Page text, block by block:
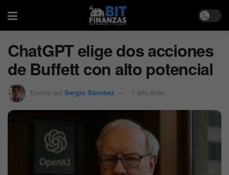
ChatGPT elige dos acciones
de Buffett con alto potencial
Escrito por Sergio Sánchez 1 año atrás